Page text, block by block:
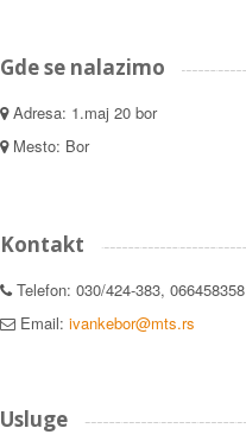
Gde se nalazimo
Adresa: 1.maj 20 bor
Mesto: Bor
Kontakt
Telefon: 030/424-383, 066458358
Email: ivankebor@mts.rs
Usluge